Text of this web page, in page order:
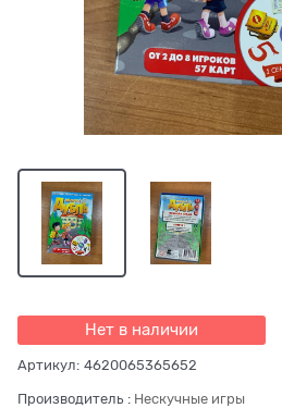
Нет в наличии
Артикул: 4620065365652
Производитель : Нескучные игры